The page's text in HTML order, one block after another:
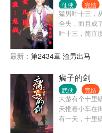
仙侠 完结
猛男叶十三，
全失，而且成
叶十三，简直
了成为真正的
十一难……
最新： 第2434章 渣男出马
瘸子的剑
武侠 完结
大楚有个十里
天推着小车在
有一天，十里